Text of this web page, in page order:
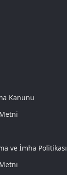
Kanunu
ve İmha Politikası